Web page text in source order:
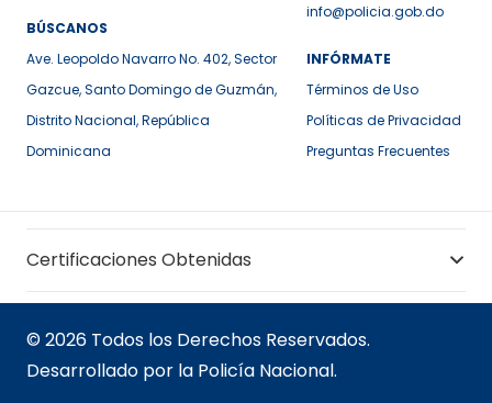
BÚSCANOS
Ave. Leopoldo Navarro No. 402, Sector
Gazcue, Santo Domingo de Guzmán,
Distrito Nacional, República
Dominicana
info@policia.gob.do
INFÓRMATE
Términos de Uso
Políticas de Privacidad
Preguntas Frecuentes
Certificaciones Obtenidas
© 2026 Todos los Derechos Reservados.
Desarrollado por la Policía Nacional.